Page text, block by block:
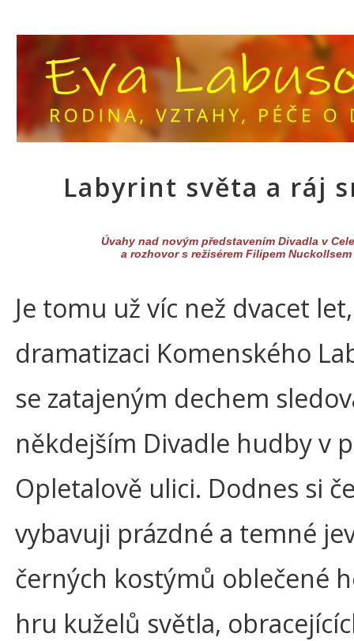
Labyrint světa a ráj
Úvahy nad novým představením Divadla v
a rozhovor s režisérem Filipem Nuckollsem
Je tomu už víc než dvacet
dramatizaci Komenského
se zatajeným dechem
někdejším Divadle hudby v
Opletalově ulici. Dodnes si
vybavuji prázdné a temné
černých kostýmů oblečené
hru kuželů světla,